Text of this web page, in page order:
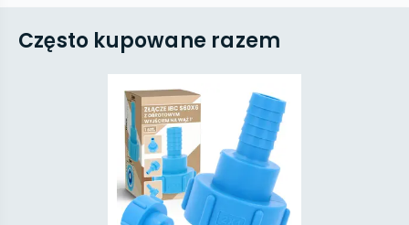
Często kupowane razem